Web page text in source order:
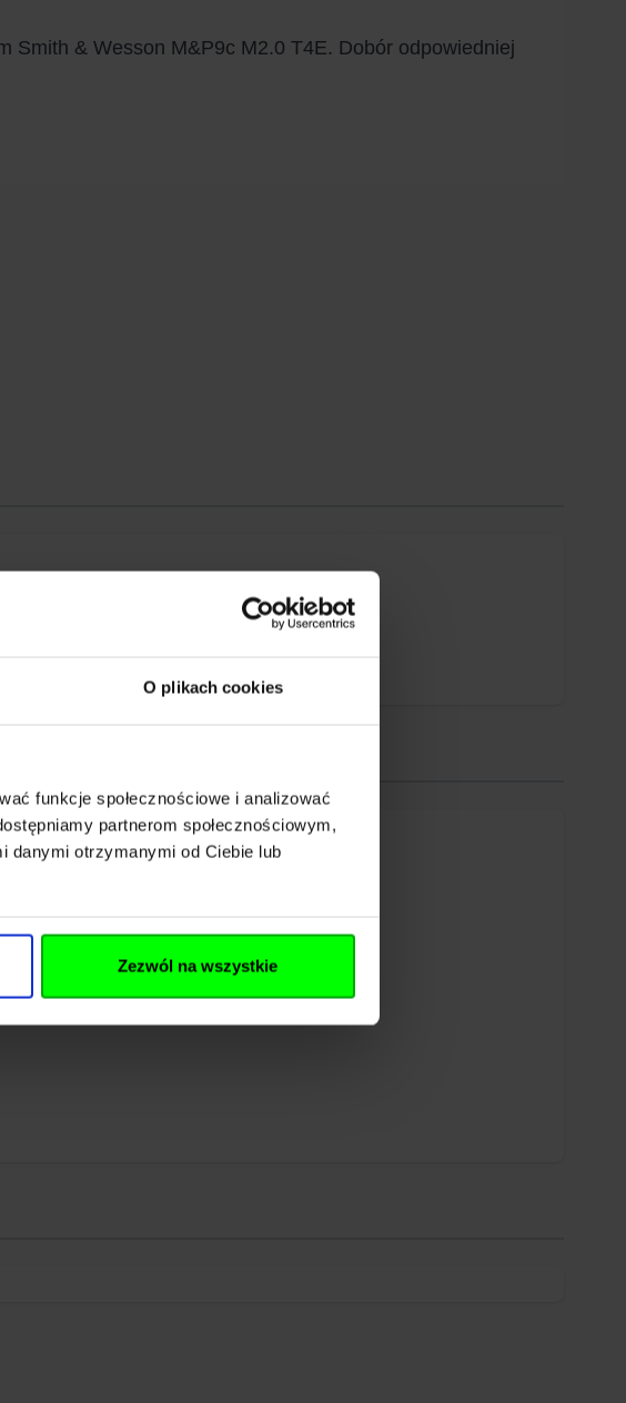
O plikach cookies
funkcje społecznościowe i analizować
partnerom społecznościowym,
danymi otrzymanymi od Ciebie lub
Zezwól na wszystkie
Smith & Wesson M&P9c M2.0 T4E. Dobór odpowiedniej